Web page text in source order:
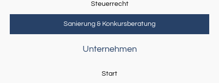
Steuerrecht
Sanierung & Konkursberatung
Unternehmen
Start